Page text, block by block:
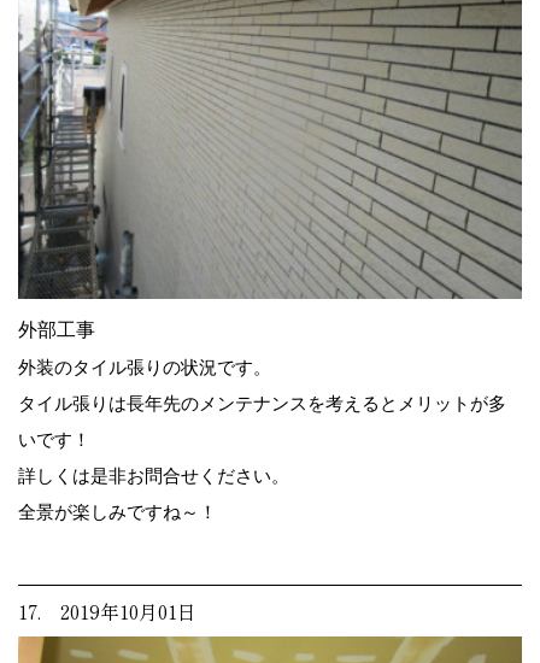
外部工事
外装のタイル張りの状況です。
タイル張りは長年先のメンテナンスを考えるとメリットが多
いです！
詳しくは是非お問合せください。
全景が楽しみですね～！
17. 2019年10月01日